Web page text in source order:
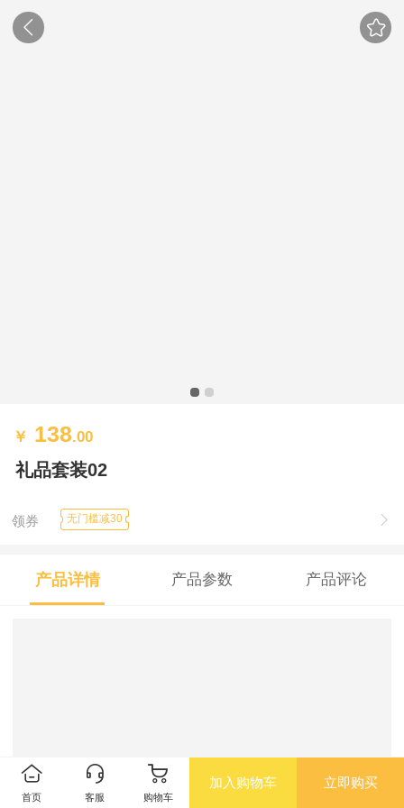
￥ 138.00
礼品套装02
领券 无门槛减30
产品详情 产品参数 产品评论
首页 客服 购物车
加入购物车 立即购买